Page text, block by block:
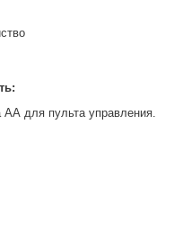
АА для пульта управления.